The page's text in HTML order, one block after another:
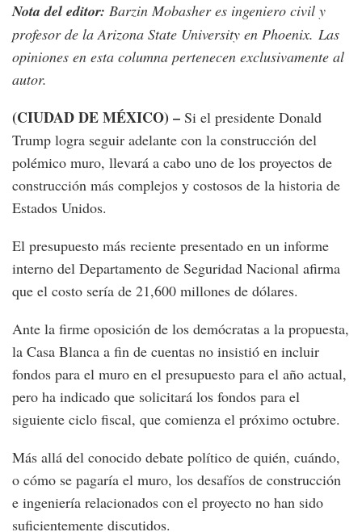
Nota del editor: Barzin Mobasher es ingeniero civil y
profesor de la Arizona State University en Phoenix. Las
opiniones en esta columna pertenecen exclusivamente al
autor.
(CIUDAD DE MÉXICO) – Si el presidente Donald
Trump logra seguir adelante con la construcción del
polémico muro, llevará a cabo uno de los proyectos de
construcción más complejos y costosos de la historia de
Estados Unidos.
El presupuesto más reciente presentado en un informe
interno del Departamento de Seguridad Nacional afirma
que el costo sería de 21,600 millones de dólares.
Ante la firme oposición de los demócratas a la propuesta,
la Casa Blanca a fin de cuentas no insistió en incluir
fondos para el muro en el presupuesto para el año actual,
pero ha indicado que solicitará los fondos para el
siguiente ciclo fiscal, que comienza el próximo octubre.
Más allá del conocido debate político de quién, cuándo,
o cómo se pagaría el muro, los desafíos de construcción
e ingeniería relacionados con el proyecto no han sido
suficientemente discutidos.